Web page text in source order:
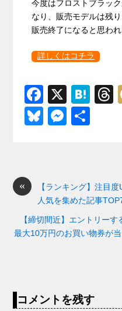
今度はフロストブラッ
なり、販売モデルは残
販売終了になると思わ
詳しくはコチラ
F
a
c
o
o
k
X
H
Bl
y
M
n
g
er
«
【ランキング】注目
人気を集めた記事
【締切間近】エントリーす
最大10万円のお買い物券が
コメントを残す